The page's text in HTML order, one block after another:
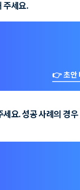
주세요.
👉 초안
요. 성공 사례의 경